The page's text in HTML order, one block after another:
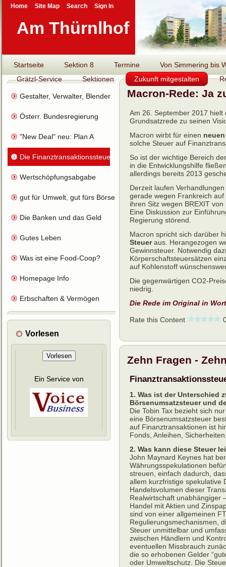
Am Thürnlhof
Startseite Sektion 8 Termine
Von Simmering bis
Grätzl-Service
Sektionen Zukunft mitgestalten
Gestalter, Verwalter, Blender
Österr. Bundesregierung
"New Deal" neu: Plan A
Die Finanztransaktionssteuer
Wertschöpfungsabgabe
gut für Umwelt, gut fürs Börsel
Die Banken und das Geld
Gutes Leben
Was ist eine Food-Coop?
Homepage Info
Erbschaften & Vermögen
Vorlesen
Vorlesen
Ein Service von
Macron-Rede: Ja
Am 26. September 2017
Grundsatzrede zu seinen
Macron wirbt für einen
solche Steuer auf
So ist der wichtige Bereich
in die Entwicklungshilfe
allerdings bereits 2013
Derzeit laufen
gerade wegen Frankreich
ihren Sitz wegen BREXIT
Eine Diskussion zur
Regierung störend.
Macron spricht sich darüber
Steueraus. Herangezogen
Gewinnsteuer. Notwendig
Körperschaftsteuersätzen
auf Kohlenstoff
Die gegenwärtigen CO2-
niedrig.
Die Rede im Original in
Rate this Content
Zehn Fragen -
1. Was ist der Unterschied
Börsenumsatzsteuer und
Die Tobin Tax bezieht sich
eine Börsenumsatzsteuer
auf Finanztransaktionen ist
Fonds, Anleihen,
2. Was kann diese Steuer
John Maynard Keynes hat
Währungsspekulationen
streuen, einfach dadurch,
allem kurzfristige spekulative
Handelsvolumen dieser
Realwirtschaft unabhängiger
Handel mit Aktien und
sind von einer allgemeinen
Regulierungsmechanismen,
Steuer unmittelbar und
zwischen Händlern und
eventuellen Missbrauch
die so erhobenen Gelder
oder Umweltschutz. Die
Home Site Map Search Sign In